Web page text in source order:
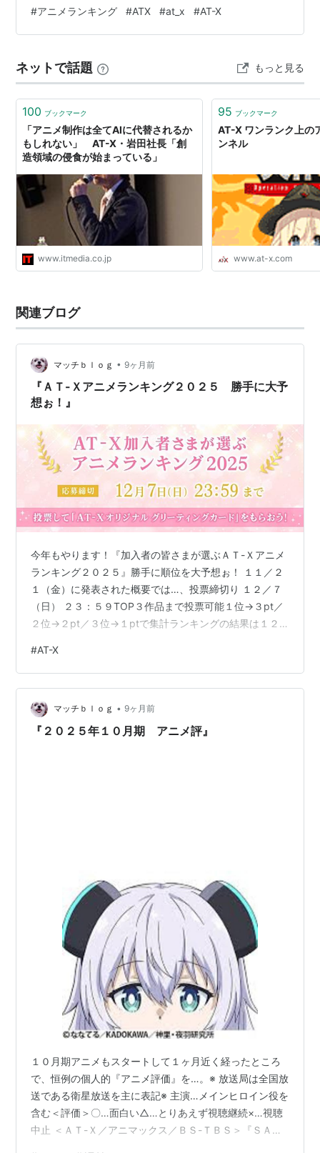
も、ＡＴ-Ｘ独自で人気を得ている作品が受賞する流れ
は、前回、本命作品『葬送のフリーレン』を抑えて、
のに似ています。第２位 『薬屋のひとりごと』主演；悠
木 碧事前予想…１位過去実績） ２０２３年（１期前半）
…５位／２０２４年（１期後半）……
#アニメランキング #ATX #at_x #AT-X
ネットで話題 もっと見る
100 ブックマーク
「アニメ制作は全てAIに代替されるか
もしれない」 AT-X・岩田社長「創
造領域の侵食が始まっている」
www.itmedia.co.jp
95 ブックマーク
AT-X ワンランク上の
ンネル
www.at-x.com
関連ブログ
マッチｂｌｏｇ • 9ヶ月前
『ＡＴ-Ｘアニメランキング２０２５ 勝手に大予
想ぉ！』
今年もやります！『加入者の皆さまが選ぶＡＴ-Ｘアニメ
ランキング２０２５』勝手に順位を大予想ぉ！ １１／２
１（金）に発表された概要では…、投票締切り １２／７
（日） ２３：５９TOP３作品まで投票可能１位→３pt／
２位→２pt／３位→１ptで集計ランキングの結果は１２
発表久しぶりに今年は特番での発表はないのか？（残
念）＊＊＊＊＊＊＊＊＊＊＊＊＊＊＊＊＊＊＊＊＊＊＊
＊＊＊＊＊＊＊＜TOP１０予想＞１位…『薬屋のひとり
ごと 第２期』主演；悠木 碧過去実績） ２０２３年（１
期前半）…５位／２０２４年（１期後半）…３位視聴番組
#AT-X
マッチｂｌｏｇ • 9ヶ月前
『２０２５年１０月期 アニメ評』
１０月期アニメもスタートして１ヶ月近く経ったところ
で、恒例の個人的『アニメ評価』を…。※ 放送局は全国放
送である衛星放送を主に表記※ 主演…メインヒロイン役を
含む＜評価＞〇…面白い△…とりあえず視聴継続×…視聴
中止 ＜ＡＴ-Ｘ／アニマックス／ＢＳ-ＴＢＳ＞『ＳＡＮ